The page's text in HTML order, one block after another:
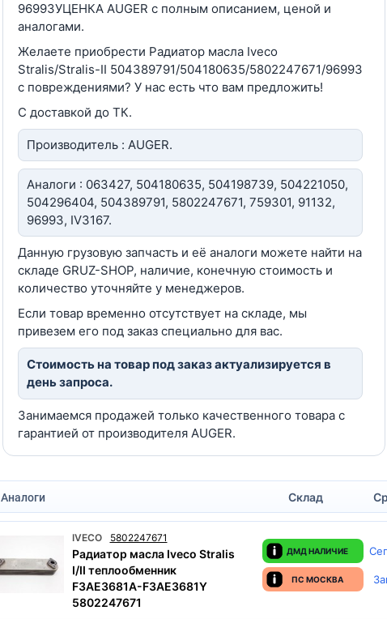
96993УЦЕНКА AUGER c полным описанием, ценой и
аналогами.
Желаете приобрести Радиатор масла Iveco
Stralis/Stralis-II 504389791/504180635/5802247671/96993
с повреждениями? У нас есть что вам предложить!
С доставкой до ТК.
Производитель : AUGER.
Аналоги : 063427, 504180635, 504198739, 504221050,
504296404, 504389791, 5802247671, 759301, 91132,
96993, IV3167.
Данную грузовую запчасть и её аналоги можете найти на
складе GRUZ-SHOP, наличие, конечную стоимость и
количество уточняйте у менеджеров.
Если товар временно отсутствует на складе, мы
привезем его под заказ специально для вас.
Стоимость на товар под заказ актуализируется в
день запроса.
Занимаемся продажей только качественного товара с
гарантией от производителя AUGER.
Аналоги Склад
IVECO 5802247671
Радиатор масла Iveco Stralis
I/II теплообменник
F3AE3681A-F3AE3681Y
5802247671
ДМД НАЛИЧИЕ
ПС МОСКВА